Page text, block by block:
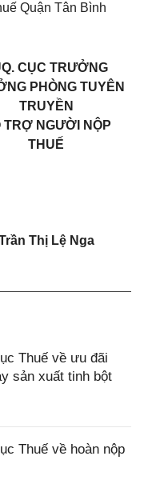
Quận Tân Bình
CỤC TRƯỞNG
PHÒNG TUYÊN
TRUYỀN
TRỢ NGƯỜI NỘP
THUẾ
Thị Lệ Nga
Thuế về ưu đãi
sản xuất tinh bột
Thuế về hoàn nộp